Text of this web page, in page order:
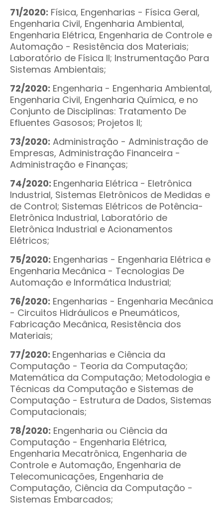
71/2020: Física, Engenharias - Física Geral,
Engenharia Civil, Engenharia Ambiental,
Engenharia Elétrica, Engenharia de Controle e
Automação - Resistência dos Materiais;
Laboratório de Física II; Instrumentação Para
Sistemas Ambientais;
72/2020: Engenharia - Engenharia Ambiental,
Engenharia Civil, Engenharia Química, e no
Conjunto de Disciplinas: Tratamento De
Efluentes Gasosos; Projetos II;
73/2020: Administração - Administração de
Empresas, Administração Financeira -
Administração e Finanças;
74/2020: Engenharia Elétrica - Eletrônica
Industrial, Sistemas Eletrônicos de Medidas e
de Control; Sistemas Elétricos de Potência-
Eletrônica Industrial, Laboratório de
Eletrônica Industrial e Acionamentos
Elétricos;
75/2020: Engenharias - Engenharia Elétrica e
Engenharia Mecânica - Tecnologias De
Automação e Informática Industrial;
76/2020: Engenharias - Engenharia Mecânica
- Circuitos Hidráulicos e Pneumáticos,
Fabricação Mecânica, Resistência dos
Materiais;
77/2020: Engenharias e Ciência da
Computação - Teoria da Computação;
Matemática da Computação; Metodologia e
Técnicas da Computação e Sistemas de
Computação - Estrutura de Dados, Sistemas
Computacionais;
78/2020: Engenharia ou Ciência da
Computação - Engenharia Elétrica,
Engenharia Mecatrônica, Engenharia de
Controle e Automação, Engenharia de
Telecomunicações, Engenharia de
Computação, Ciência da Computação -
Sistemas Embarcados;